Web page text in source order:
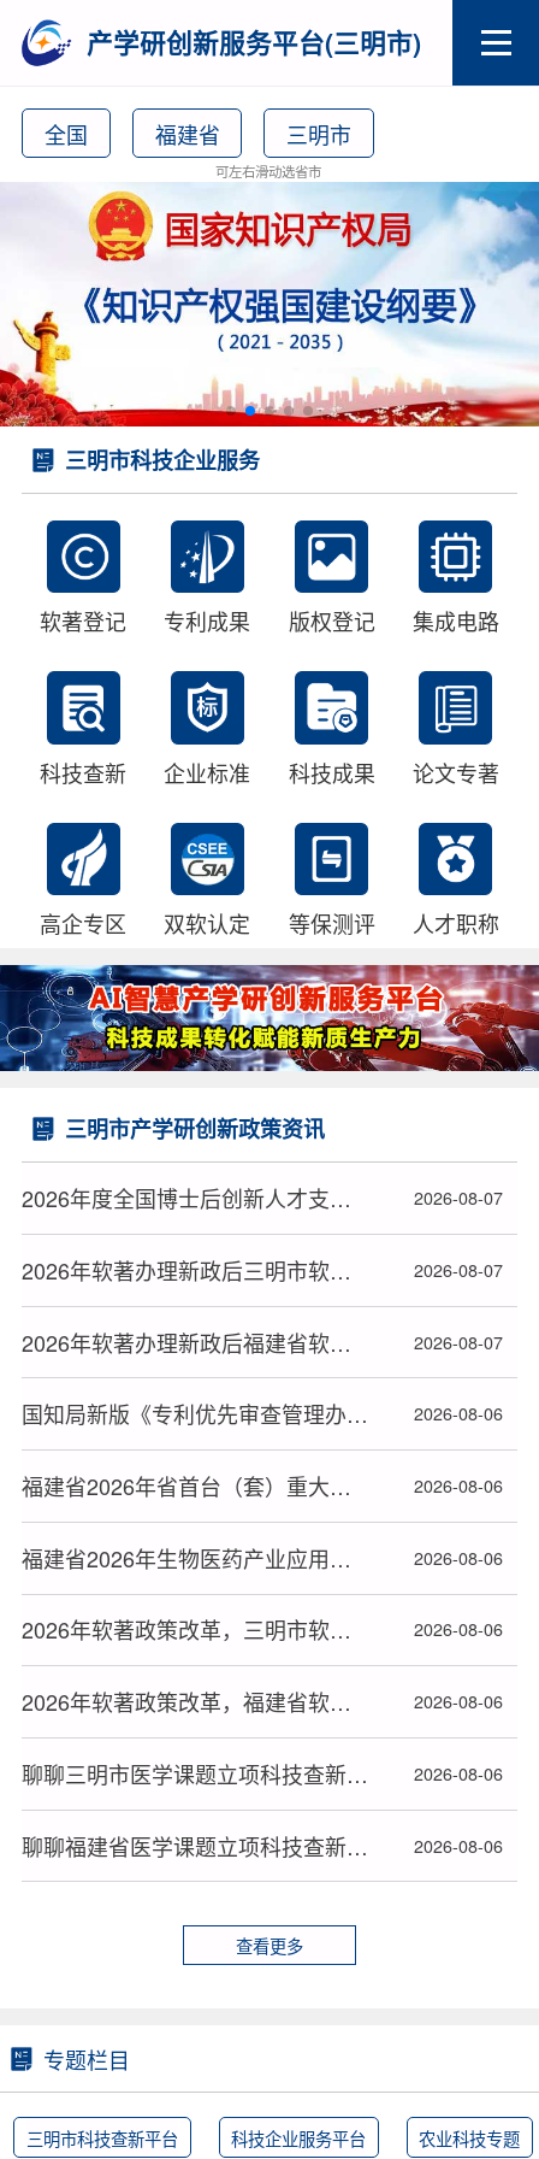
产学研创新服务平台(三明市)
全国 福建省 三明市
可左右滑动选省市
三明市科技企业服务
软著登记 专利成果 版权登记 集成电路
科技查新 企业标准 科技成果 论文专著
高企专区 双软认定 等保测评 人才职称
三明市产学研创新政策资讯
2026年度全国博士后创新人才支持计划获选人员名单公布 2026-08-07
2026年软著办理新政后三明市软件著作权登记顺利拿证攻略 2026-08-07
2026年软著办理新政后福建省软件著作权登记顺利拿证攻略 2026-08-07
国知局新版《专利优先审查管理办法》2026年9月1日起施行 2026-08-06
福建省2026年省首台（套）重大技术装备补助资金拟补助对象名单的公示 2026-08-06
福建省2026年生物医药产业应用基础平台拟奖补名单的公示 2026-08-06
2026年软著政策改革，三明市软件著作权办理高效下证指南 2026-08-06
2026年软著政策改革，福建省软件著作权办理高效下证指南 2026-08-06
聊聊三明市医学课题立项科技查新报告那些事 2026-08-06
聊聊福建省医学课题立项科技查新报告那些事 2026-08-06
查看更多
专题栏目
三明市科技查新平台 科技企业服务平台 农业科技专题